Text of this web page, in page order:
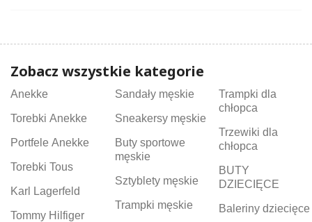
Zobacz wszystkie kategorie
Anekke
Torebki Anekke
Portfele Anekke
Torebki Tous
Karl Lagerfeld
Tommy Hilfiger
Sandały męskie
Sneakersy męskie
Buty sportowe
męskie
Sztyblety męskie
Trampki męskie
Trampki dla
chłopca
Trzewiki dla
chłopca
BUTY
DZIECIĘCE
Baleriny dziecięce